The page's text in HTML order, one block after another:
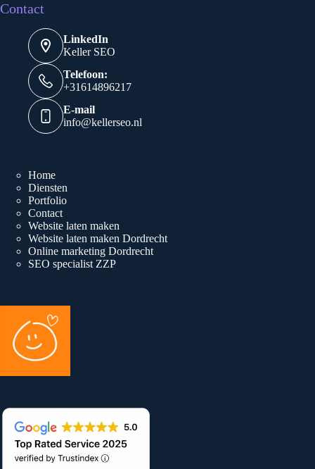
Contact
LinkedIn
Keller SEO
Telefoon:
+31614896217
E-mail
info@kellerseo.nl
Home
Diensten
Portfolio
Contact
Website laten maken
Website laten maken Dordrecht
Online marketing Dordrecht
SEO specialist ZZP